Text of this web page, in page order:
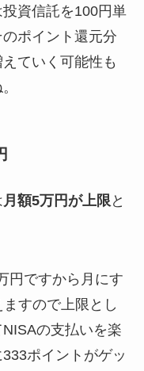
資信託を100円単
ポイント還元分
ていく可能性も
月額5万円が上限 と
円ですから月にす
すので上限とし
の支払いを楽
ポイントがゲッ